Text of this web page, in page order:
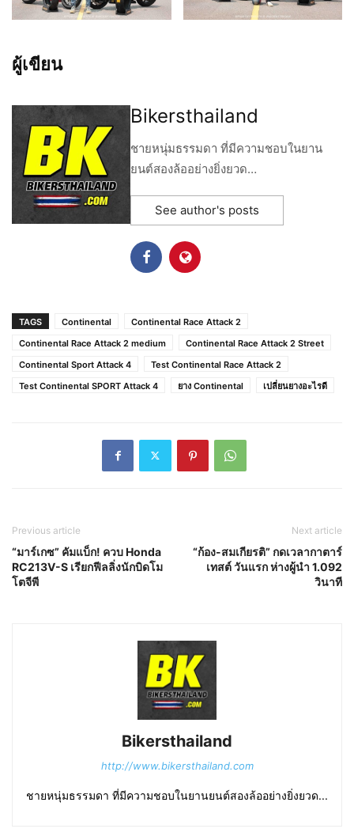
ผู้เขียน
Bikersthailand
ชายหนุ่มธรรมดา ที่มีความชอบในยาน
ยนต์สองล้ออย่างยิ่งยวด…
See author's posts
TAGS Continental
Continental Race Attack 2
Continental Race Attack 2 medium
Continental Race Attack 2 Street
Continental Sport Attack 4
Test Continental Race Attack 2
Test Continental SPORT Attack 4
ยาง Continental เปลี่ยนยางอะไรดี
Previous article
“มาร์เกซ” คัมแบ็ก! ควบ Honda
RC213V-S เรียกฟีลลิ่งนักบิดโม
โตจีพี
Next article
“ก้อง-สมเกียรติ” กดเวลากาตาร์
เทสต์ วันแรก ห่างผู้นำ 1.092
วินาที
Bikersthailand
http://www.bikersthailand.com
ชายหนุ่มธรรมดา ที่มีความชอบในยานยนต์สองล้ออย่างยิ่งยวด...